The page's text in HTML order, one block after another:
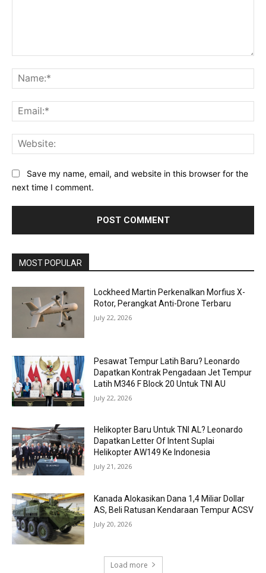
Save my name, email, and website in this browser for the
next time I comment.
MOST POPULAR
Lockheed Martin Perkenalkan Morfius X-
Rotor, Perangkat Anti-Drone Terbaru
July 22, 2026
Pesawat Tempur Latih Baru? Leonardo
Dapatkan Kontrak Pengadaan Jet Tempur
Latih M346 F Block 20 Untuk TNI AU
July 22, 2026
Helikopter Baru Untuk TNI AL? Leonardo
Dapatkan Letter Of Intent Suplai
Helikopter AW149 Ke Indonesia
July 21, 2026
Kanada Alokasikan Dana 1,4 Miliar Dollar
AS, Beli Ratusan Kendaraan Tempur ACSV
July 20, 2026
Load more